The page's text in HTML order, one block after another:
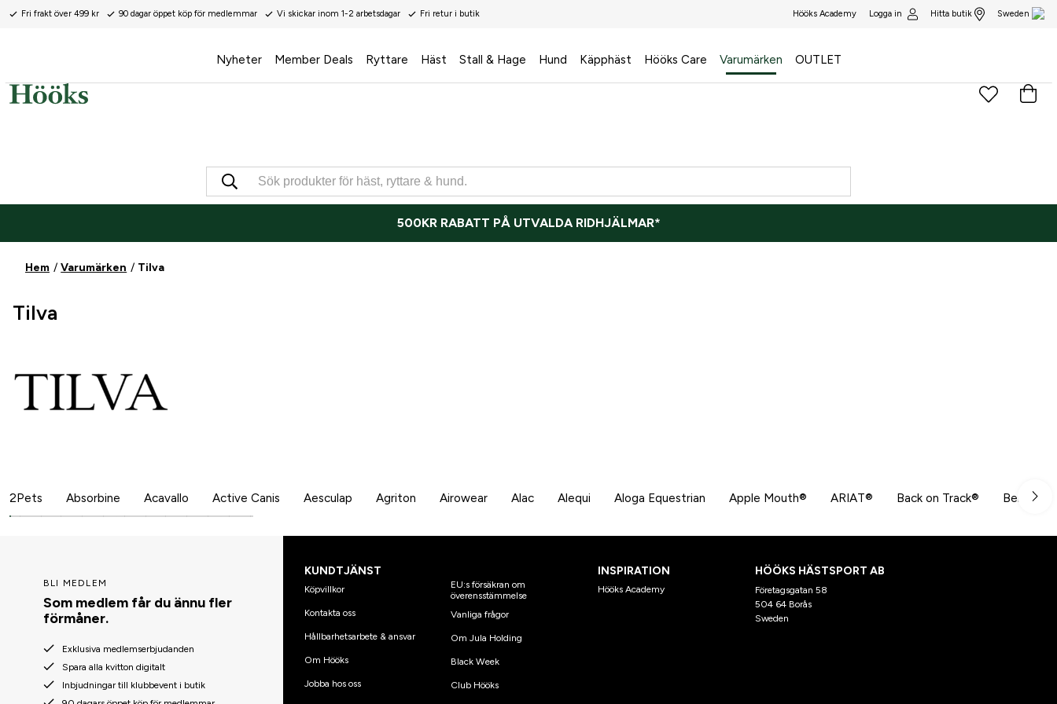
Fri frakt över 499 kr 90 dagar öppet köp för medlemmar Vi skickar inom 1-2 arbetsdagar Fri retur i butik Hööks Academy Logga in Hitta butik Sweden
Nyheter Member Deals Ryttare Häst Stall & Hage Hund Käpphäst Hööks Care Varumärken OUTLET
500KR RABATT PÅ UTVALDA RIDHJÄLMAR*
Hem Varumärken Tilva
Tilva
2Pets Absorbine Acavallo Active Canis Aesculap Agriton Airowear Alac Alequi Aloga Equestrian Apple Mouth® ARIAT® Back on Track® Beris
BLI MEDLEM
Som medlem får du ännu fler
förmåner.
Exklusiva medlemserbjudanden
Spara alla kvitton digitalt
Inbjudningar till klubbevent i butik
KUNDTJÄNST
Köpvillkor
Kontakta oss
Hållbarhetsarbete & ansvar
Om Hööks
Jobba hos oss
EU:s försäkran om
överensstämmelse
Vanliga frågor
Om Jula Holding
Black Week
Club Hööks
INSPIRATION
Hööks Academy
HÖÖKS HÄSTSPORT AB
Företagsgatan 58
504 64 Borås
Sweden